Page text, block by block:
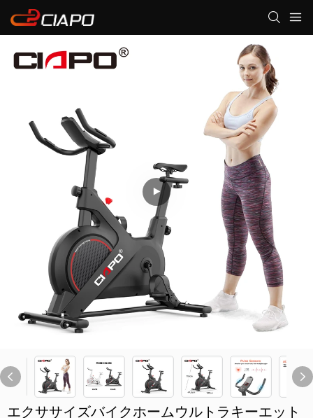
エクササイズバイクホームウルトラキーエット